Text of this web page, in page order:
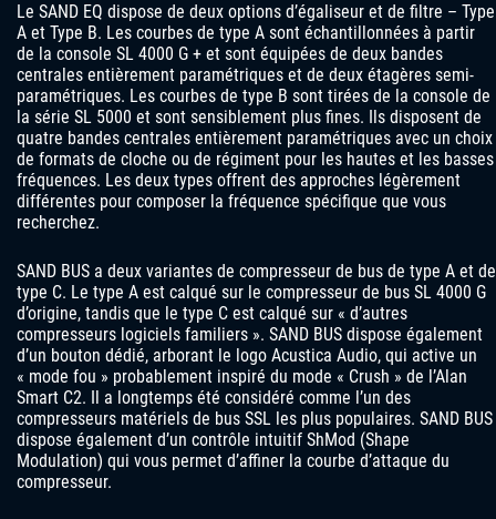
Le SAND EQ dispose de deux options d’égaliseur et de filtre – Type
A et Type B. Les courbes de type A sont échantillonnées à partir
de la console SL 4000 G + et sont équipées de deux bandes
centrales entièrement paramétriques et de deux étagères semi-
paramétriques. Les courbes de type B sont tirées de la console de
la série SL 5000 et sont sensiblement plus fines. Ils disposent de
quatre bandes centrales entièrement paramétriques avec un choix
de formats de cloche ou de régiment pour les hautes et les basses
fréquences. Les deux types offrent des approches légèrement
différentes pour composer la fréquence spécifique que vous
recherchez.
SAND BUS a deux variantes de compresseur de bus de type A et de
type C. Le type A est calqué sur le compresseur de bus SL 4000 G
d’origine, tandis que le type C est calqué sur « d’autres
compresseurs logiciels familiers ». SAND BUS dispose également
d’un bouton dédié, arborant le logo Acustica Audio, qui active un
« mode fou » probablement inspiré du mode « Crush » de l’Alan
Smart C2. Il a longtemps été considéré comme l’un des
compresseurs matériels de bus SSL les plus populaires. SAND BUS
dispose également d’un contrôle intuitif ShMod (Shape
Modulation) qui vous permet d’affiner la courbe d’attaque du
compresseur.